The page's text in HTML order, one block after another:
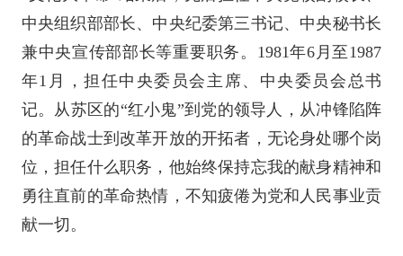
中央组织部部长、中央纪委第三书记、中央秘书长
兼中央宣传部部长等重要职务。1981年6月至1987
年1月，担任中央委员会主席、中央委员会总书
记。从苏区的“红小鬼”到党的领导人，从冲锋陷阵
的革命战士到改革开放的开拓者，无论身处哪个岗
位，担任什么职务，他始终保持忘我的献身精神和
勇往直前的革命热情，不知疲倦为党和人民事业贡
献一切。